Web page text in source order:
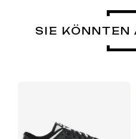
SIE KÖNNTEN